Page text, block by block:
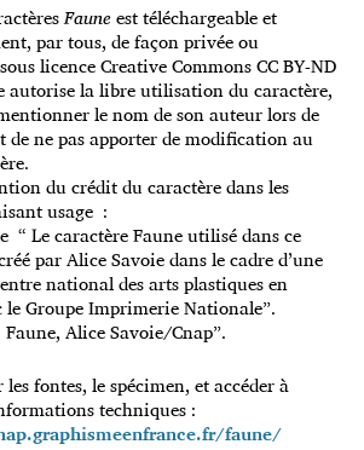
Fauneest téléchargeable et
par tous, de façon privée ou
licence Creative Commons CC BY-ND
autorise la libre utilisation du caractère,
le nom de son auteur lors de
ne pas apporter de modification au
du crédit du caractère dans les
usage :
“ Le caractère Faune utilisé dans ce
par Alice Savoie dans le cadre d’une
national des arts plastiques en
Groupe Imprimerie Nationale”.
Alice Savoie/Cnap”.
fontes, le spécimen, et accéder à
techniques :
faune/